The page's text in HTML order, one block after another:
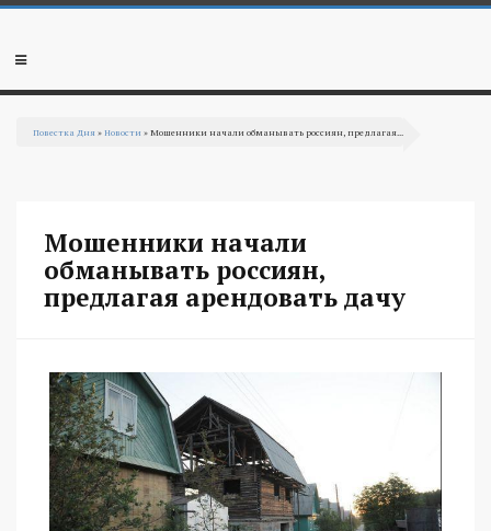
Перейти к основному содержанию
Мобильное
Повестка Дня »Новости » Мошенники начали обманывать россиян, предлагая...
Мошенники начали
обманывать россиян,
предлагая арендовать дачу